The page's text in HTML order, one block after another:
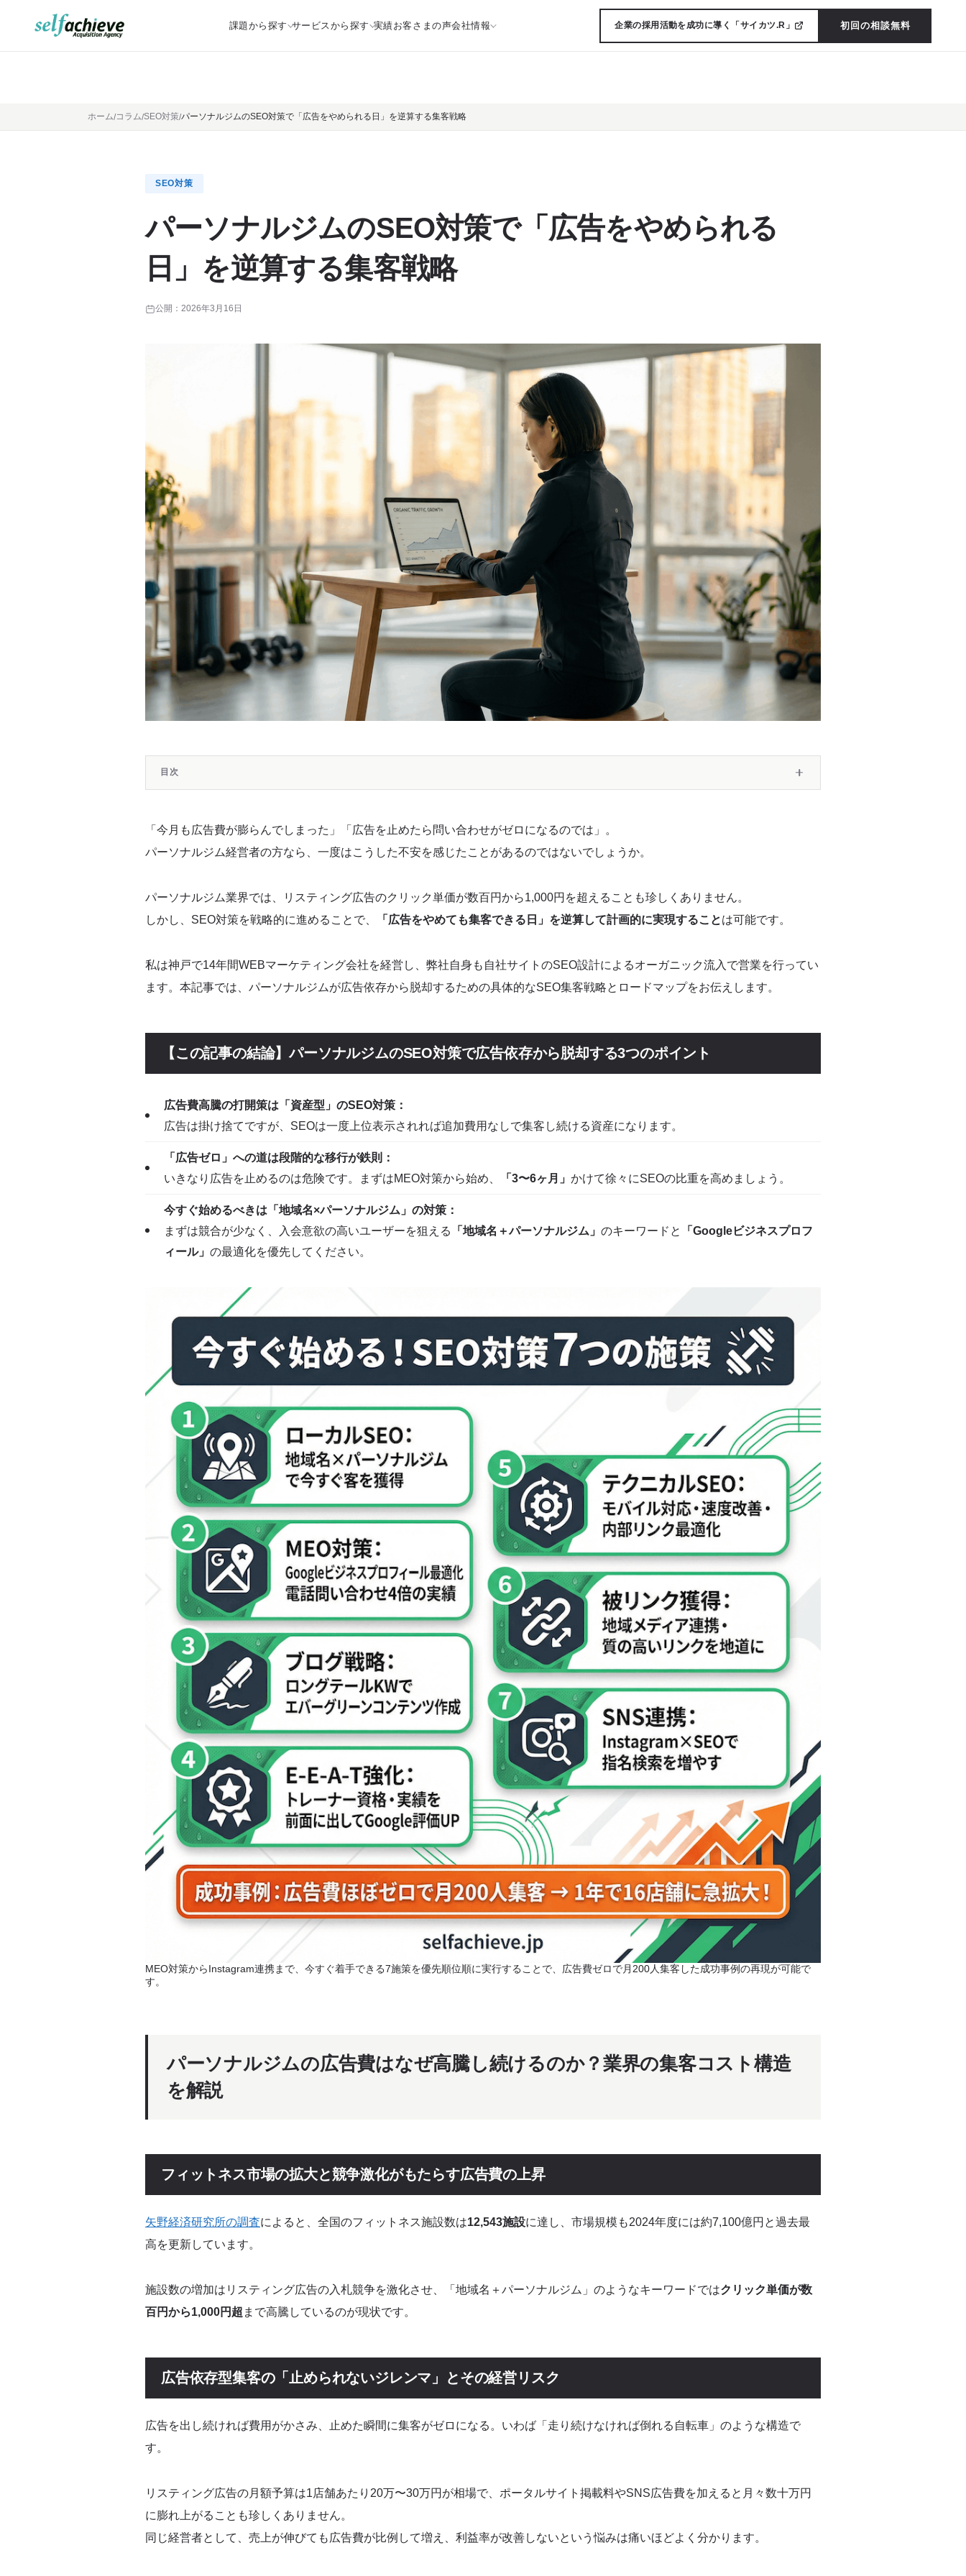
課題から探す サービスから探す 実績お客さまの声会社情報 企業の採用活動を成功に導く「サイカツ.R」 初回の相談無料
ホーム コラム SEO対策 パーソナルジムのSEO対策で「広告をやめられる日」を逆算する集客戦略
SEO対策
パーソナルジムのSEO対策で「広告をやめられる
日」を逆算する集客戦略
公開： 2026年3月16日
目次
パーソナルジムの広告費はなぜ高騰し続けるのか？業界の集客コスト構造を解説
フィットネス市場の拡大と競争激化がもたらす広告費の上昇
広告費と顧客獲得単価（CPA）の計算方法を理解する
SEO対策は「資産型」集客｜広告とオーガニック検索の決定的な違い
SEO効果が出るまでのリアルなタイムライン｜3ヶ月・6ヶ月・1年の到達目標
「広告費ゼロ」への段階的移行プラン｜広告とSEOの併用バランス
「広告をやめられる日」を判断する5つの指標
パーソナルジムが今すぐ始めるべきSEO対策の具体的な7つの施策
施策①：「地域名×パーソナルジム」のローカルSEOでエリアの検索を制する
施策②：MEO（Googleビジネスプロフィール）対策でマップ検索からの集客を強化する
施策③：ロングテールキーワードを狙うブログ・コラム戦略
施策④：E-E-A-Tを高めるコンテンツ設計｜トレーナーの専門性を活かす
施策⑤：テクニカルSEO｜サイト速度・モバイル対応・内部リンクの最適化
施策⑥：被リンク獲得戦略｜地域メディアや健康関連サイトとの連携
施策⑦：SNSとSEOの相乗効果で指名検索を増やす
広告費ゼロで月200人集客した成功事例に学ぶ｜パーソナルジムのオーガニック集客モデル
オウンドメディアで月間100万PVを実現した急成長ジムの戦略
小規模パーソナルジムでも実践できるSEO集客の始め方
パーソナルジムSEO対策で失敗しないための注意点と落とし穴
SEO対策で成果が出ない3つのよくある原因
「すぐに広告を全部やめたい」は危険？段階的アプローチの重要性
自社でSEO対策を内製化するか、外注するか｜判断基準と費用対効果
SEO対策の内製化で必要なスキルとリソース
Q: SEO対策にかかる費用はどのくらいですか？広告費と比べてお得ですか？
Q: MEO対策とSEO対策はどちらを先に始めるべきですか？
Q: パーソナルジムの集客でSEO対策だけに頼っても大丈夫ですか？
まとめ
「今月も広告費が膨らんでしまった」「広告を止めたら問い合わせがゼロになるのでは」。
パーソナルジム経営者の方なら、一度はこうした不安を感じたことがあるのではないでしょうか。
パーソナルジム業界では、リスティング広告のクリック単価が数百円から1,000円を超えることも珍しくありません。
しかし、SEO対策を戦略的に進めることで、
「広告をやめても集客できる日」を逆算して計画的に実現することは可能です。
私は神戸で14年間WEBマーケティング会社を経営し、弊社自身も自社サイトのSEO設計によるオーガニック流入で営業を行ってい
ます。本記事では、パーソナルジムが広告依存から脱却するための具体的なSEO集客戦略とロードマップをお伝えします。
【この記事の結論】パーソナルジムのSEO対策で広告依存から脱却する3つのポイント
広告費高騰の打開策は「資産型」のSEO対策：
広告は掛け捨てですが、SEOは一度上位表示されれば追加費用なしで集客し続ける資産になります。
「広告ゼロ」への道は段階的な移行が鉄則：
いきなり広告を止めるのは危険です。まずはMEO対策から始め、
「3〜6ヶ月」 かけて徐々にSEOの比重を高めましょう。
今すぐ始めるべきは「地域名×パーソナルジム」の対策：
まずは競合が少なく、入会意欲の高いユーザーを狙える
「地域名＋パーソナルジム」 のキーワードと
「Googleビジネスプロフ
ィール」 の最適化を優先してください。
MEO対策からInstagram連携まで、今すぐ着手できる7施策を優先順位順に実行することで、広告費ゼロで月200人集客した成功事例の再現が可能で
す。
パーソナルジムの広告費はなぜ高騰し続けるのか？業界の集客コスト構造
を解説
フィットネス市場の拡大と競争激化がもたらす広告費の上昇
矢野経済研究所の調査によると、全国のフィットネス施設数は12,543施設に達し、市場規模も2024年度には約7,100億円と過去最
高を更新しています。
施設数の増加はリスティング広告の入札競争を激化させ、「地域名＋パーソナルジム」のようなキーワードではクリック単価が数
百円から1,000円超 まで高騰しているのが現状です。
広告依存型集客の「止められないジレンマ」とその経営リスク
広告を出し続ければ費用がかさみ、止めた瞬間に集客がゼロになる。いわば「走り続けなければ倒れる自転車」のような構造で
す。
リスティング広告の月額予算は1店舗あたり20万〜30万円が相場で、ポータルサイト掲載料やSNS広告費を加えると月々数十万円
に膨れ上がることも珍しくありません。
同じ経営者として、売上が伸びても広告費が比例して増え、利益率が改善しないという悩みは痛いほどよく分かります。